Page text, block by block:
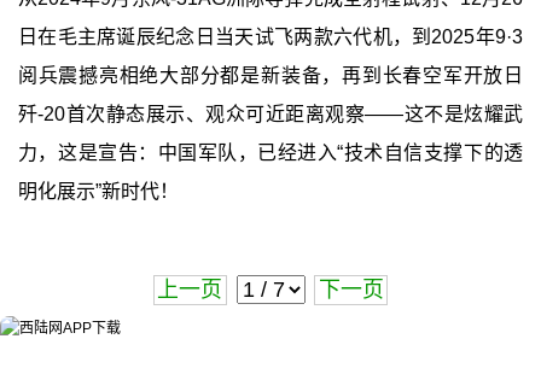
日在毛主席诞辰纪念日当天试飞两款六代机，到2025年9·3
阅兵震撼亮相绝大部分都是新装备，再到长春空军开放日
歼-20首次静态展示、观众可近距离观察——这不是炫耀武
力，这是宣告：中国军队，已经进入“技术自信支撑下的透
明化展示”新时代！
上一页 下一页